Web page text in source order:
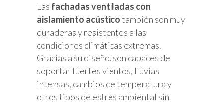
Las fachadas ventiladas con
aislamiento acústicotambién son muy
duraderas y resistentes a las
condiciones climáticas extremas.
Gracias a su diseño, son capaces de
soportar fuertes vientos, lluvias
intensas, cambios de temperatura y
otros tipos de estrés ambiental sin